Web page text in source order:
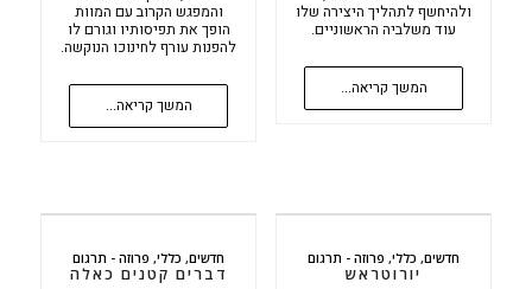
ולהיחשף לתהליך היצירה שלו
עוד משלביה הראשוניים.
המשך קריאה...
והמפגש הקרוב עם המוות
הופך את תפיסותיו וגורם לו
להפנות עורף לחינוכו הנוקשה.
המשך קריאה...
חדשים, כללי, פרוזה - תרגום
יורוטראש
חדשים, כללי, פרוזה - תרגום
דברים קטנים כאלה